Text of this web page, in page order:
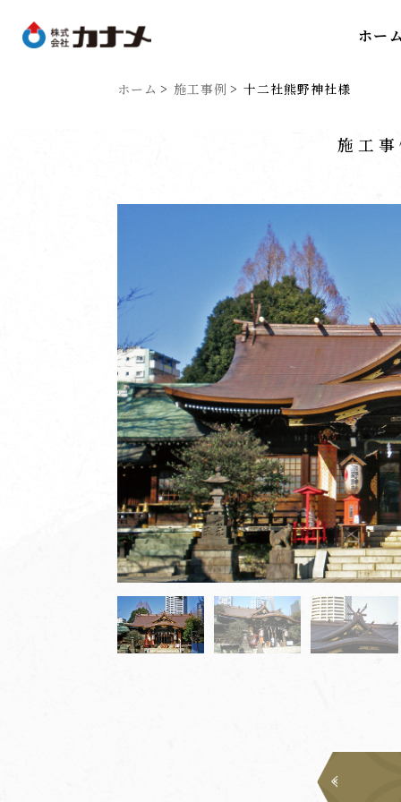
ホー
ホーム 施工事例 十二社熊野神社様
施工